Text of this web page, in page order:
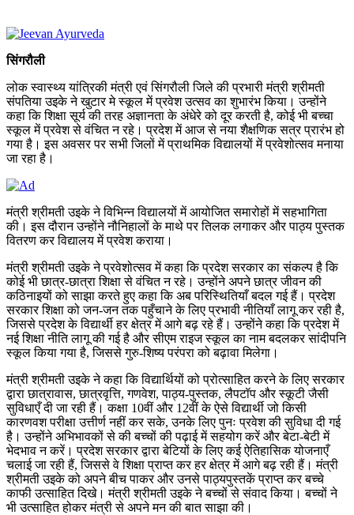
सिंगरौली
लोक स्वास्थ्य यांत्रिकी मंत्री एवं सिंगरौली जिले की प्रभारी मंत्री श्रीमती
संपतिया उइके ने खुटार मे स्कूल में प्रवेश उत्सव का शुभारंभ किया। उन्होंने
कहा कि शिक्षा सूर्य की तरह अज्ञानता के अंधेरे को दूर करती है, कोई भी बच्चा
स्कूल में प्रवेश से वंचित न रहे। प्रदेश में आज से नया शैक्षणिक सत्र प्रारंभ हो
गया है। इस अवसर पर सभी जिलों में प्राथमिक विद्यालयों में प्रवेशोत्सव मनाया
जा रहा है।
मंत्री श्रीमती उइके ने विभिन्न विद्यालयों में आयोजित समारोहों में सहभागिता
की। इस दौरान उन्होंने नौनिहालों के माथे पर तिलक लगाकर और पाठ्य पुस्तक
वितरण कर विद्यालय में प्रवेश कराया।
मंत्री श्रीमती उइके ने प्रवेशोत्सव में कहा कि प्रदेश सरकार का संकल्प है कि
कोई भी छात्र-छात्रा शिक्षा से वंचित न रहे। उन्होंने अपने छात्र जीवन की
कठिनाइयों को साझा करते हुए कहा कि अब परिस्थितियाँ बदल गई हैं। प्रदेश
सरकार शिक्षा को जन-जन तक पहुँचाने के लिए प्रभावी नीतियाँ लागू कर रही है,
जिससे प्रदेश के विद्यार्थी हर क्षेत्र में आगे बढ़ रहे हैं। उन्होंने कहा कि प्रदेश में
नई शिक्षा नीति लागू की गई है और सीएम राइज स्कूल का नाम बदलकर सांदीपनि
स्कूल किया गया है, जिससे गुरु-शिष्य परंपरा को बढ़ावा मिलेगा।
मंत्री श्रीमती उइके ने कहा कि विद्यार्थियों को प्रोत्साहित करने के लिए सरकार
द्वारा छात्रावास, छात्रवृत्ति, गणवेश, पाठ्य-पुस्तक, लैपटॉप और स्कूटी जैसी
सुविधाएँ दी जा रही हैं। कक्षा 10वीं और 12वीं के ऐसे विद्यार्थी जो किसी
कारणवश परीक्षा उत्तीर्ण नहीं कर सके, उनके लिए पुनः प्रवेश की सुविधा दी गई
है। उन्होंने अभिभावकों से की बच्चों की पढ़ाई में सहयोग करें और बेटा-बेटी में
भेदभाव न करें। प्रदेश सरकार द्वारा बेटियों के लिए कई ऐतिहासिक योजनाएँ
चलाई जा रही हैं, जिससे वे शिक्षा प्राप्त कर हर क्षेत्र में आगे बढ़ रही हैं। मंत्री
श्रीमती उइके को अपने बीच पाकर और उनसे पाठ्यपुस्तकें प्राप्त कर बच्चे
काफी उत्साहित दिखे। मंत्री श्रीमती उइके ने बच्चों से संवाद किया। बच्चों ने
भी उत्साहित होकर मंत्री से अपने मन की बात साझा की।